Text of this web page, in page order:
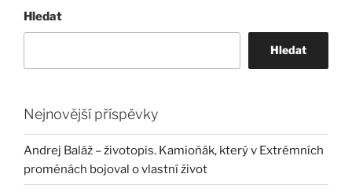
Hledat
Hledat
Nejnovější příspěvky
Andrej Baláž – životopis. Kamioňák, který v Extrémních
proměnách bojoval o vlastní život